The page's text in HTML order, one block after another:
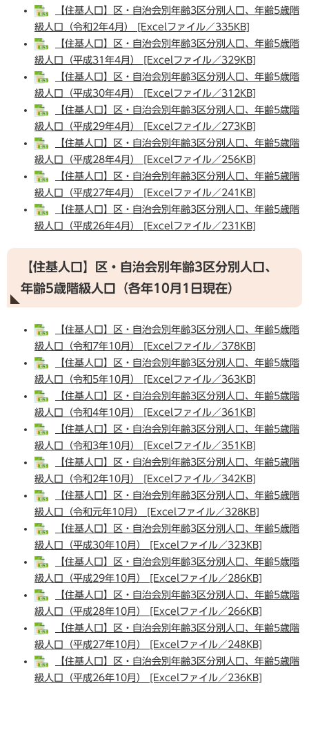
【住基人口】区・自治会別年齢3区分別人口、年齢5歳階
級人口（令和2年4月） [Excelファイル／335KB]
【住基人口】区・自治会別年齢3区分別人口、年齢5歳階
級人口（平成31年4月） [Excelファイル／329KB]
【住基人口】区・自治会別年齢3区分別人口、年齢5歳階
級人口（平成30年4月） [Excelファイル／312KB]
【住基人口】区・自治会別年齢3区分別人口、年齢5歳階
級人口（平成29年4月） [Excelファイル／273KB]
【住基人口】区・自治会別年齢3区分別人口、年齢5歳階
級人口（平成28年4月） [Excelファイル／256KB]
【住基人口】区・自治会別年齢3区分別人口、年齢5歳階
級人口（平成27年4月） [Excelファイル／241KB]
【住基人口】区・自治会別年齢3区分別人口、年齢5歳階
級人口（平成26年4月） [Excelファイル／231KB]
【住基人口】区・自治会別年齢3区分別人口、
年齢5歳階級人口（各年10月1日現在）
【住基人口】区・自治会別年齢3区分別人口、年齢5歳階
級人口（令和7年10月） [Excelファイル／378KB]
【住基人口】区・自治会別年齢3区分別人口、年齢5歳階
級人口（令和5年10月） [Excelファイル／363KB]
【住基人口】区・自治会別年齢3区分別人口、年齢5歳階
級人口（令和4年10月） [Excelファイル／361KB]
【住基人口】区・自治会別年齢3区分別人口、年齢5歳階
級人口（令和3年10月） [Excelファイル／351KB]
【住基人口】区・自治会別年齢3区分別人口、年齢5歳階
級人口（令和2年10月） [Excelファイル／342KB]
【住基人口】区・自治会別年齢3区分別人口、年齢5歳階
級人口（令和元年10月） [Excelファイル／328KB]
【住基人口】区・自治会別年齢3区分別人口、年齢5歳階
級人口（平成30年10月） [Excelファイル／323KB]
【住基人口】区・自治会別年齢3区分別人口、年齢5歳階
級人口（平成29年10月） [Excelファイル／286KB]
【住基人口】区・自治会別年齢3区分別人口、年齢5歳階
級人口（平成28年10月） [Excelファイル／266KB]
【住基人口】区・自治会別年齢3区分別人口、年齢5歳階
級人口（平成27年10月） [Excelファイル／248KB]
【住基人口】区・自治会別年齢3区分別人口、年齢5歳階
級人口（平成26年10月） [Excelファイル／236KB]